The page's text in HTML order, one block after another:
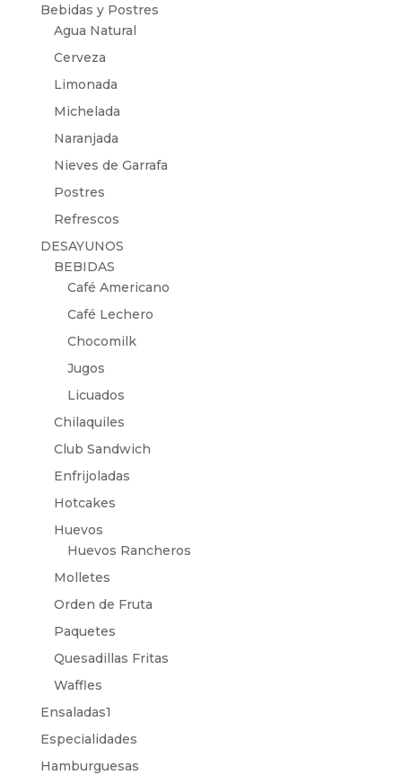
Bebidas y Postres
Agua Natural
Cerveza
Limonada
Michelada
Naranjada
Nieves de Garrafa
Postres
Refrescos
DESAYUNOS
BEBIDAS
Café Americano
Café Lechero
Chocomilk
Jugos
Licuados
Chilaquiles
Club Sandwich
Enfrijoladas
Hotcakes
Huevos
Huevos Rancheros
Molletes
Orden de Fruta
Paquetes
Quesadillas Fritas
Waffles
Ensaladas1
Especialidades
Hamburguesas